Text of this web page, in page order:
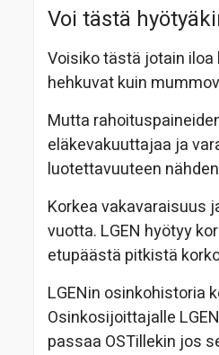
Voi tästä
Voisiko tästä jotain
hehkuvat kuin
Mutta
eläkevakuuttajaa ja
luotettavuuteen
Korkea vakavaraisuus
vuotta. LGEN hyötyy
etupäästä pitkistä
LGENin osinkohistoria
Osinkosijoittajalle
passaa OSTillekin jos